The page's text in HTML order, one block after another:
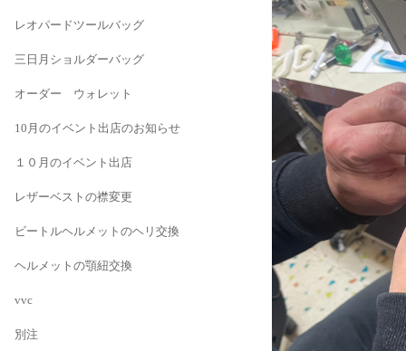
レオパードツールバッグ
三日月ショルダーバッグ
オーダー ウォレット
10月のイベント出店のお知らせ
１０月のイベント出店
レザーベストの襟変更
ビートルヘルメットのヘリ交換
ヘルメットの顎紐交換
vvc
別注